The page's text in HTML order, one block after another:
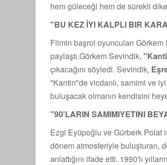
hem güleceği hem de sürekli
"BU KEZ İYI KALPLI BIR
Filmin başrol oyuncuları
paylaştı.Görkem Sevindik,
çıkacağını söyledi. Sevindik,
"Kantin"de vicdanlı, samimi ve
buluşacak olmanın kendisini
"90'LARIN SAMIMIYETINI
Ezgi Eyüpoğlu ve Gürberk Polat
dönem atmosferiyle buluşturan,
anlattığını ifade etti. 1990'lı